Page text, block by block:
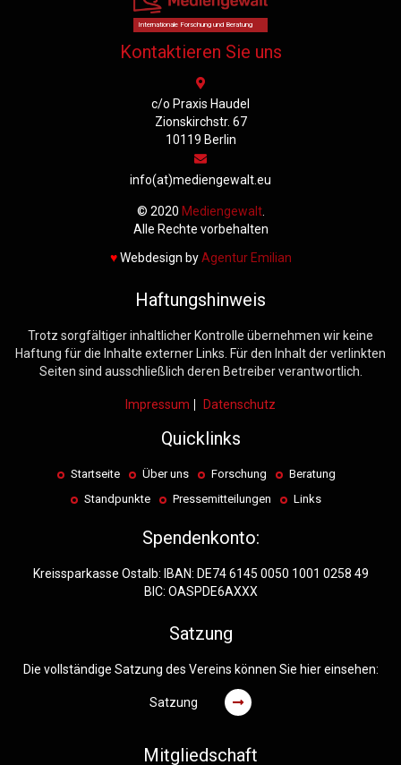
Internationale Forschung und Beratung
Kontaktieren Sie uns
c/o Praxis Haudel
Zionskirchstr. 67
10119 Berlin
info(at)mediengewalt.eu
© 2020 Mediengewalt.
Alle Rechte vorbehalten
♥️Webdesign byAgentur Emilian
Haftungshinweis
Trotz sorgfältiger inhaltlicher Kontrolle übernehmen wir keine
Haftung für die Inhalte externer Links. Für den Inhalt der verlinkten
Seiten sind ausschließlich deren Betreiber verantwortlich.
Impressum Datenschutz
Quicklinks
Startseite Über uns Forschung
Beratung
Standpunkte
Pressemitteilungen Links
Spendenkonto:
Kreissparkasse Ostalb: IBAN: DE74 6145 0050 1001 0258 49
BIC: OASPDE6AXXX
Satzung
Die vollständige Satzung des Vereins können Sie hier einsehen:
Satzung
Mitgliedschaft